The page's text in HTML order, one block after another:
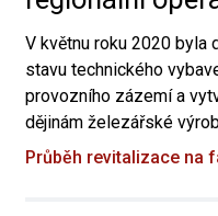
V květnu roku 2020 byla
stavu technického
provozního zázemí a
dějinám železářské
Průběh revitalizace na